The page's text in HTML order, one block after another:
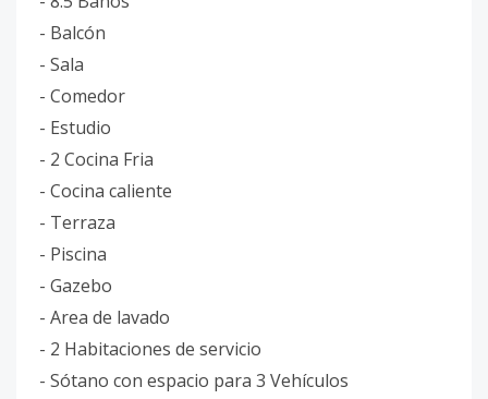
- Balcón
- Sala
- Comedor
- Estudio
- 2 Cocina Fria
- Cocina caliente
- Terraza
- Piscina
- Gazebo
- Area de lavado
- 2 Habitaciones de servicio
- Sótano con espacio para 3 Vehículos